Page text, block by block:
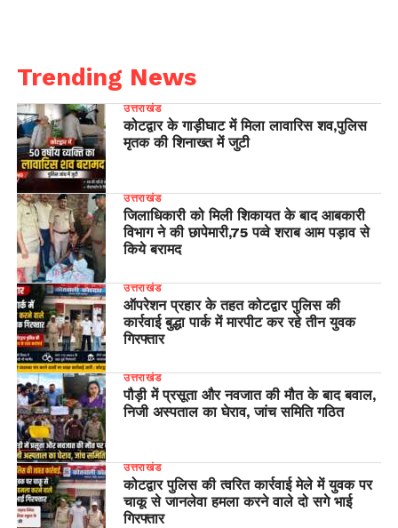
Trending News
उत्तराखंड
कोटद्वार के गाड़ीघाट में मिला लावारिस शव,पुलिस
मृतक की शिनाख्त में जुटी
उत्तराखंड
जिलाधिकारी को मिली शिकायत के बाद आबकारी
विभाग ने की छापेमारी,75 पव्वे शराब आम पड़ाव से
किये बरामद
उत्तराखंड
ऑपरेशन प्रहार के तहत कोटद्वार पुलिस की
कार्रवाई बुद्धा पार्क में मारपीट कर रहे तीन युवक
गिरफ्तार
उत्तराखंड
पौड़ी में प्रसूता और नवजात की मौत के बाद बवाल,
निजी अस्पताल का घेराव, जांच समिति गठित
उत्तराखंड
कोटद्वार पुलिस की त्वरित कार्रवाई मेले में युवक पर
चाकू से जानलेवा हमला करने वाले दो सगे भाई
गिरफ्तार